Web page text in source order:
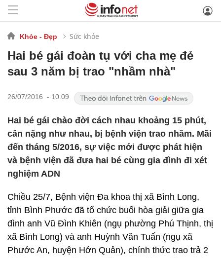
Khỏe - Đẹp Sức khỏe
Hai bé gái đoàn tụ với cha mẹ đẻ
sau 3 năm bị trao "nhầm nhà"
26/07/2016 - 10:09
Hai bé gái chào đời cách nhau khoảng 15 phút,
cân nặng như nhau, bị bệnh viện trao nhầm. Mãi
đến tháng 5/2016, sự việc mới được phát hiện
và bệnh viện đã đưa hai bé cùng gia đình đi xét
nghiệm ADN
Chiều 25/7, Bệnh viện Đa khoa thị xã Bình Long,
tỉnh Bình Phước đã tổ chức buổi hòa giải giữa gia
đình anh Vũ Đình Khiên (ngụ phường Phú Thịnh, thị
xã Bình Long) và anh Huỳnh Văn Tuấn (ngụ xã
Phước An, huyện Hớn Quản), chính thức trao trả 2